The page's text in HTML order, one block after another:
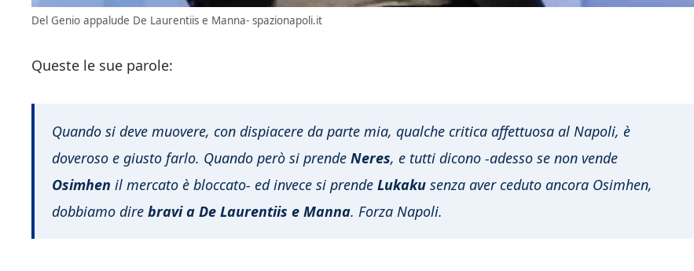
Del Genio appalude De Laurentiis e Manna- spazionapoli.it
Queste le sue parole:
Quando si deve muovere, con dispiacere da parte mia, qualche critica affettuosa al Napoli, è
doveroso e giusto farlo. Quando però si prende Neres, e tutti dicono -adesso se non vende
Osimhen il mercato è bloccato- ed invece si prende Lukaku senza aver ceduto ancora Osimhen,
dobbiamo dire bravi a De Laurentiis e Manna. Forza Napoli.